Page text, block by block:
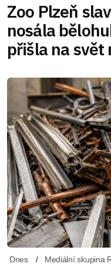
Zoo Plzeň
nosála
přišla na svět
Dnes Mediální skupina